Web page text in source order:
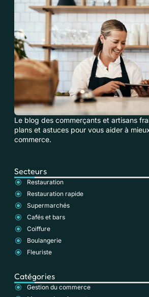
Le blog des commerçants et artisans
plans et astuces pour vous aider à
commerce.
Secteurs
Restauration
Restauration rapide
Supermarchés
Cafés et bars
Coiffure
Boulangerie
Fleuriste
Catégories
Gestion du commerce